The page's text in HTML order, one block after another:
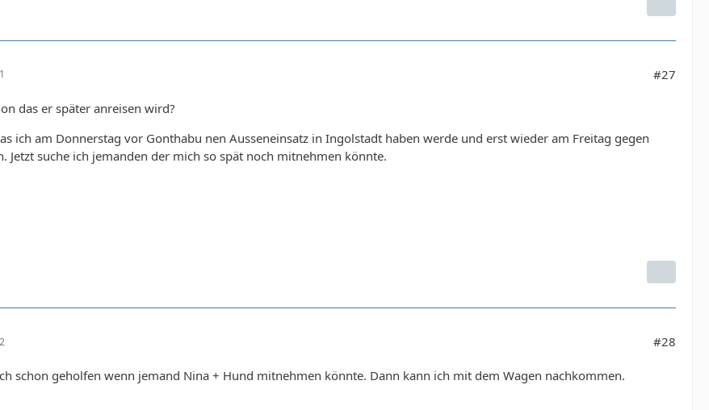
#27
das er später anreisen wird?
ich am Donnerstag vor Gonthabu nen Ausseneinsatz in Ingolstadt haben werde und erst wieder am Freitag gegen
Jetzt suche ich jemanden der mich so spät noch mitnehmen könnte.
#28
schon geholfen wenn jemand Nina + Hund mitnehmen könnte. Dann kann ich mit dem Wagen nachkommen.